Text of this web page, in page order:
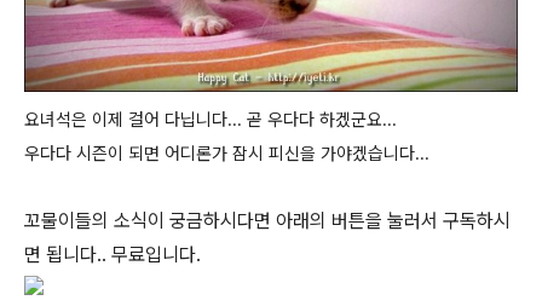
요녀석은 이제 걸어 다닙니다... 곧 우다다 하겠군요...
우다다 시즌이 되면 어디론가 잠시 피신을 가야겠습니다...
꼬물이들의 소식이 궁금하시다면 아래의 버튼을 눌러서 구독하시
면 됩니다.. 무료입니다.